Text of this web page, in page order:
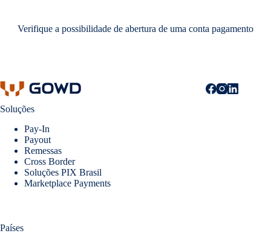
Verifique a possibilidade de abertura de uma conta pagamento
Soluções
Pay-In
Payout
Remessas
Cross Border
Soluções PIX Brasil
Marketplace Payments
Países